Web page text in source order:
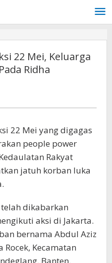
22 Mei, Keluarga
Ridha
22 Mei yang digagas
people power
Rakyat
jatuh korban luka
dikabarkan
aksi di Jakarta.
bernama Abdul Aziz
Rocek, Kecamatan